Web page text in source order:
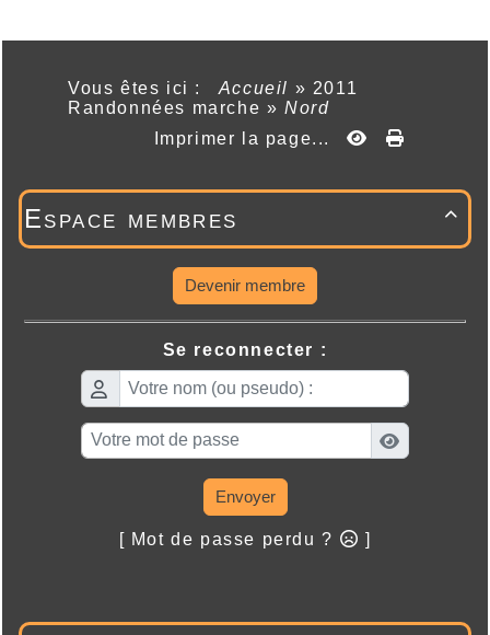
Vous êtes ici : Accueil » 2011
Randonnées marche »Nord
Imprimer la page...

Espace membres
Devenir membre
Se reconnecter :
Envoyer
[ Mot de passe perdu ? ]